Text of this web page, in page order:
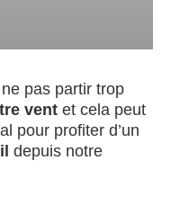
pas partir trop
vent et cela peut
pour profiter d’un
depuis notre